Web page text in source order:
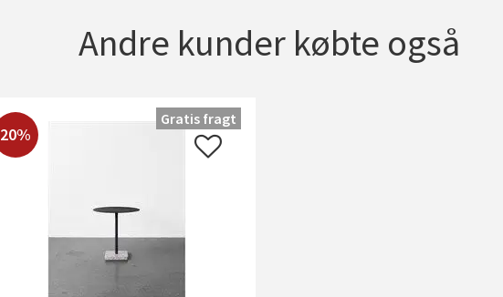
Andre kunder købte også
20%
Gratis fragt